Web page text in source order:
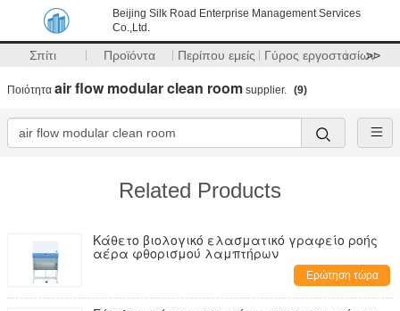
Beijing Silk Road Enterprise Management Services
Co.,Ltd.
Σπίτι Προϊόντα Περίπου εμείς Γύρος εργοστασίων
>>
Ποιότητα air flow modular clean room supplier. (9)
Related Products
Κάθετο βιολογικό ελασματικό γραφείο ροής
αέρα φθορισμού λαμπτήρων
Ερώτηση τώρα